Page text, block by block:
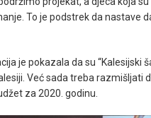
To je podstrek da nastave
je pokazala da su “Kalesijski
Već sada treba razmišljati
za 2020. godinu.